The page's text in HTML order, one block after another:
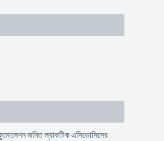
জনিত ল্যাকটিক এসিডোসিসের